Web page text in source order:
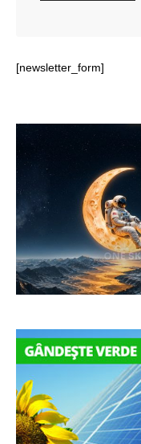
[newsletter_form]